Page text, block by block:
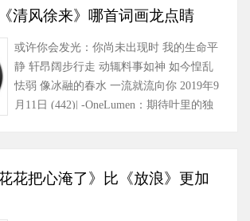
清风徐来》哪首词画龙点睛
或许你会发光：你尚未出现时 我的生命平
静 轩昂阔步行走 动辄料事如神 如今惶乱
怯弱 像冰融的春水 一流就流向你 2019年9
月11日 (442)| -OneLumen：期待叶里的独
花把心淹了》比《放浪》更加